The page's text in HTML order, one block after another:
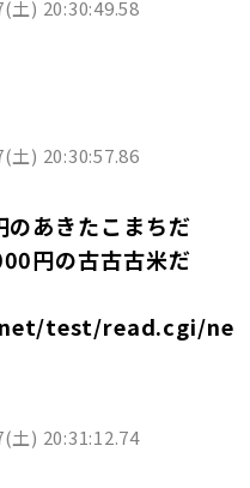
土) 20:30:49.58
土) 20:30:57.86
あきたこまちだ
円の古古古米だ
test/read.cgi/ne
土) 20:31:12.74